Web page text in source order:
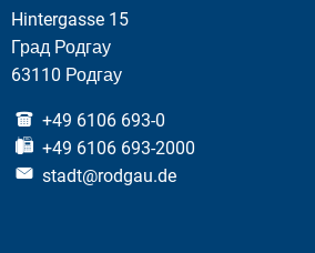
Hintergasse 15
Град Родгау
63110 Родгау
+49 6106 693-0
+49 6106 693-2000
stadt@rodgau.de